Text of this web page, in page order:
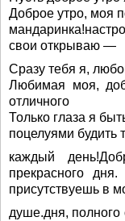
Доброе утро, моя
свои открываю —
Сразу тебя я,
Любимая моя,
отличного
Только глаза я
поцелуями будить
каждый
прекрасного
присутствуешь в
душе.дня, полного